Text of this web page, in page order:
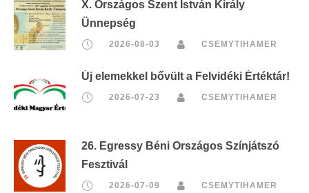
X. Országos Szent István Király
Ünnepség
2026-08-03 CSEMYTIHAMER
Új elemekkel bővült a Felvidéki Értéktár!
2026-07-23 CSEMYTIHAMER
26. Egressy Béni Országos Színjátszó
Fesztivál
2026-07-09 CSEMYTIHAMER